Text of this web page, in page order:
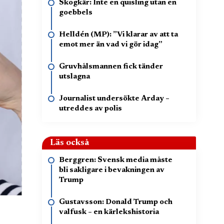
Skogkär: Inte en quisling utan en
goebbels
Helldén (MP): ”Vi klarar av att ta
emot mer än vad vi gör idag”
Gruvhålsmannen fick tänder
utslagna
Journalist undersökte Arday –
utreddes av polis
Läs också
Berggren: Svensk media måste
bli sakligare i bevakningen av
Trump
Gustavsson: Donald Trump och
valfusk – en kärlekshistoria